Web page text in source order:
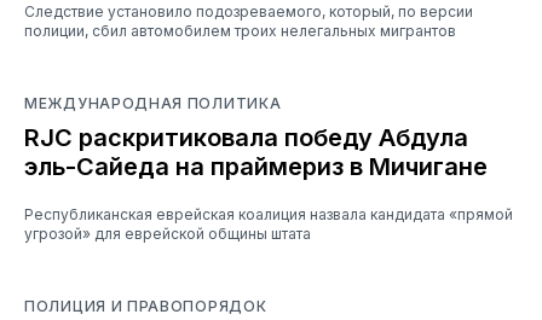
Следствие установило подозреваемого, который, по версии
полиции, сбил автомобилем троих нелегальных мигрантов
МЕЖДУНАРОДНАЯ ПОЛИТИКА
RJC раскритиковала победу Абдула
эль-Сайеда на праймериз в Мичигане
Республиканская еврейская коалиция назвала кандидата «прямой
угрозой» для еврейской общины штата
ПОЛИЦИЯ И ПРАВОПОРЯДОК